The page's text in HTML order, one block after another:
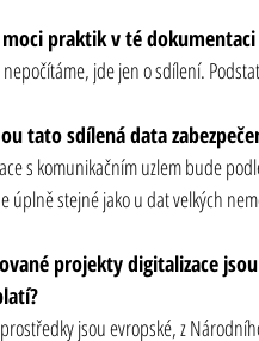
praktik v té
jde jen o sdílení.
tato sdílená data
s komunikačním uzlem bude
úplně stejné jako u dat velkých
projekty digitalizace
jsou evropské, z